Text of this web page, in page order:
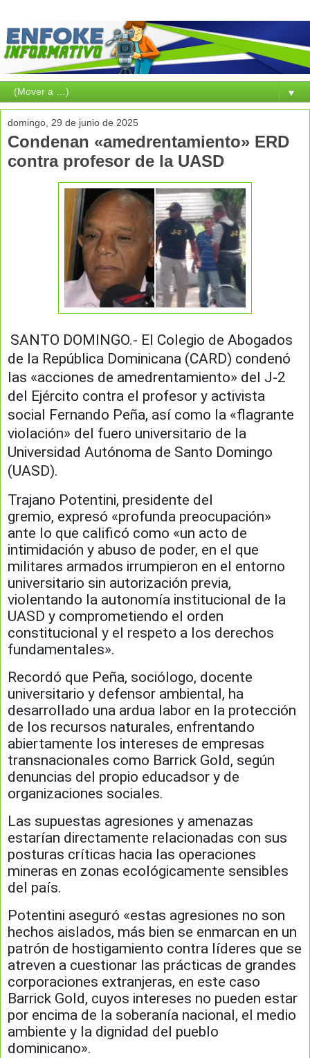
▼
domingo, 29 de junio de 2025
Condenan «amedrentamiento» ERD
contra profesor de la UASD
SANTO DOMINGO.- El Colegio de Abogados
de la República Dominicana (CARD) condenó
las «acciones de amedrentamiento» del J-2
del Ejército contra el profesor y activista
social Fernando Peña, así como la «flagrante
violación» del fuero universitario de la
Universidad Autónoma de Santo Domingo
(UASD).
Trajano Potentini, presidente del
gremio, expresó «profunda preocupación»
ante lo que calificó como «un acto de
intimidación y abuso de poder, en el que
militares armados irrumpieron en el entorno
universitario sin autorización previa,
violentando la autonomía institucional de la
UASD y comprometiendo el orden
constitucional y el respeto a los derechos
fundamentales».
Recordó que Peña, sociólogo, docente
universitario y defensor ambiental, ha
desarrollado una ardua labor en la protección
de los recursos naturales, enfrentando
abiertamente los intereses de empresas
transnacionales como Barrick Gold, según
denuncias del propio educadsor y de
organizaciones sociales.
Las supuestas agresiones y amenazas
estarían directamente relacionadas con sus
posturas críticas hacia las operaciones
mineras en zonas ecológicamente sensibles
del país.
Potentini aseguró «estas agresiones no son
hechos aislados, más bien se enmarcan en un
patrón de hostigamiento contra líderes que se
atreven a cuestionar las prácticas de grandes
corporaciones extranjeras, en este caso
Barrick Gold, cuyos intereses no pueden estar
por encima de la soberanía nacional, el medio
ambiente y la dignidad del pueblo
dominicano».